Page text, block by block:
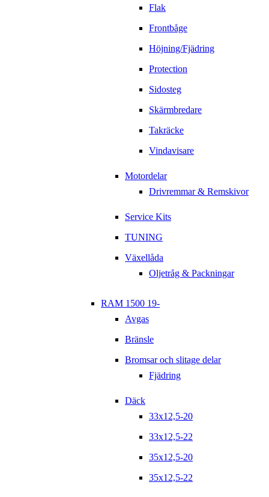
Flak
Frontbåge
Höjning/Fjädring
Protection
Sidosteg
Skärmbredare
Takräcke
Vindavisare
Motordelar
Drivremmar & Remskivor
Service Kits
TUNING
Växellåda
Oljetråg & Packningar
RAM 1500 19-
Avgas
Bränsle
Bromsar och slitage delar
Fjädring
Däck
33x12,5-20
33x12,5-22
35x12,5-20
35x12,5-22